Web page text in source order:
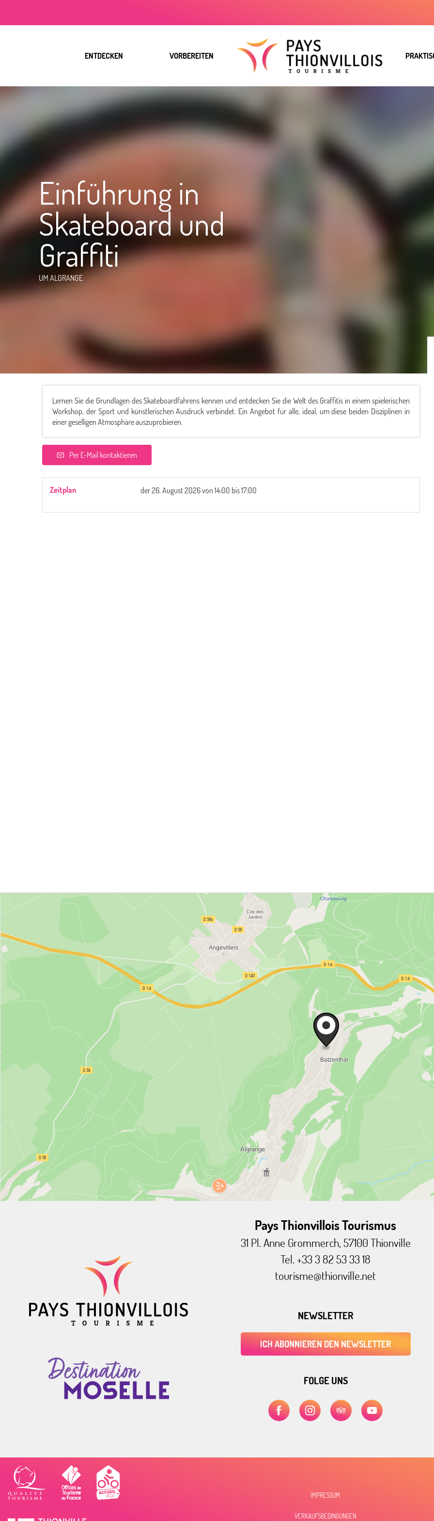
ENTDECKEN
VORBEREITEN
Einführung in
Skateboard und
Graffiti
UM ALGRANGE
Lernen Sie die Grundlagen des Skateboardfahrens kennen und entdecken Sie die Welt des Graffitis in einem spielerischen
Workshop, der Sport und künstlerischen Ausdruck verbindet. Ein Angebot für alle, ideal, um diese beiden Disziplinen in
einer geselligen Atmosphäre auszuprobieren.
Per E-Mail kontaktieren
Zeitplan der26. August 2026von 14:00 bis 17:00
Pays Thionvillois Tourismus
31 Pl. Anne Grommerch, 57100 Thionville
Tel. +33 3 82 53 33 18
tourisme@thionville.net
NEWSLETTER
ICH ABONNIEREN DEN NEWSLETTER
FOLGE UNS
IMPRESSUM
VERKAUFSBEDINGUNGEN